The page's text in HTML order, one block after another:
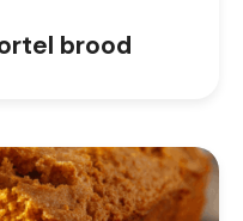
brood